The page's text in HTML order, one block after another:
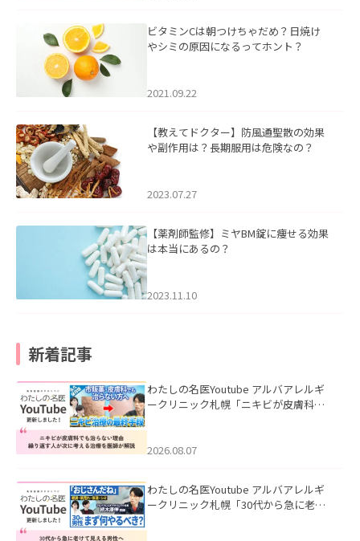
ビタミンCは朝つけちゃだめ？日焼け
やシミの原因になるってホント？
2021.09.22
【教えてドクター】防風通聖散の効果
や副作用は？長期服用は危険なの？
2023.07.27
【薬剤師監修】ミヤBM錠に痩せる効果
は本当にあるの？
2023.11.10
新着記事
わたしの名医Youtube アルバアレルギ
ークリニック札幌「ニキビが皮膚科で
ました。
2026.08.07
わたしの名医Youtube アルバアレルギ
ークリニック札幌「30代から急に老け